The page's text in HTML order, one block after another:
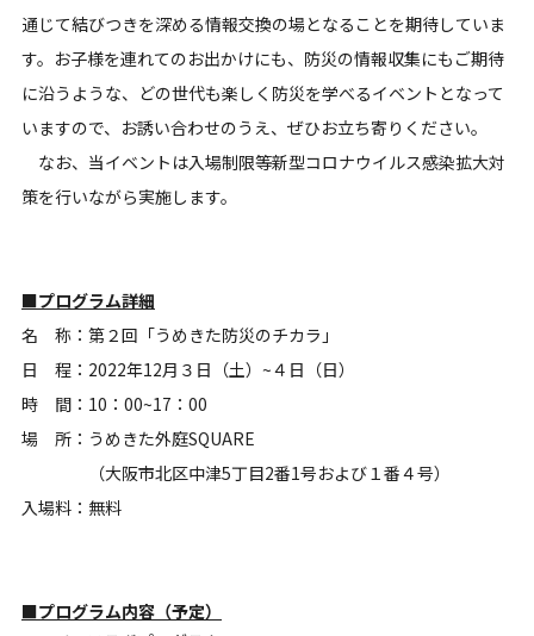
通じて結びつきを深める情報交換の場となることを期待していま
す。お子様を連れてのお出かけにも、防災の情報収集にもご期待
に沿うような、どの世代も楽しく防災を学べるイベントとなって
いますので、お誘い合わせのうえ、ぜひお立ち寄りください。
なお、当イベントは入場制限等新型コロナウイルス感染拡大対
策を行いながら実施します。
■プログラム詳細
名 称：第２回「うめきた防災のチカラ」
日 程：2022年12月３日（土）~４日（日）
時 間：10：00~17：00
場 所：うめきた外庭SQUARE
（大阪市北区中津5丁目2番1号および１番４号）
入場料：無料
■プログラム内容（予定）